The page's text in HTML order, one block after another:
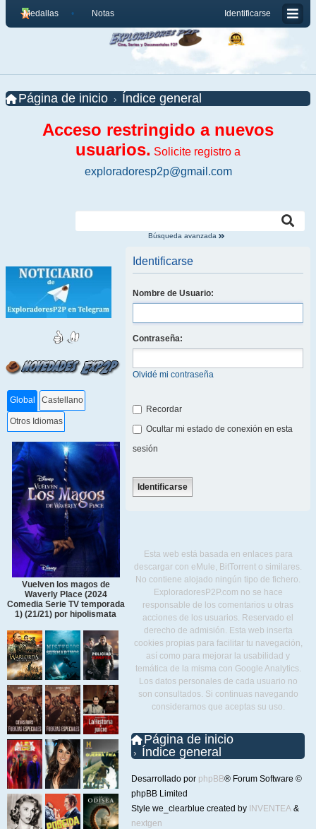
Identificarse
Medallas Notas
Página de inicio Índice general
Acceso restringido a nuevos
usuarios. Solicite registro a
exploradoresp2p@gmail.com
Búsqueda avanzada
Global Castellano
Otros Idiomas
Vuelven los magos de
Waverly Place (2024
Comedia Serie TV temporada
1) (21/21) por hipolismata
Identificarse
Nombre de Usuario:
Contraseña:
Olvidé mi contraseña
Recordar
Ocultar mi estado de conexión en esta
sesión
Esta web está basada en enlaces para
descargar con eMule, BitTorrent o similares.
No contiene alojado ningún tipo de fichero.
ExploradoresP2P.com no se hace
responsable de los comentarios u otras
acciones de los usuarios. Reservado el
derecho de admisión. Esta web inserta
cookies propias para facilitar tu navegación,
así como para mejorar la usabilidad y
temática de la misma con Google Analytics.
Los datos personales de cada usuario no
son consultados. Si continuas navegando
consideramos que aceptas su uso.
Página de inicio
Índice general
Desarrollado por phpBB® Forum Software ©
phpBB Limited
Style we_clearblue created by INVENTEA &
nextgen